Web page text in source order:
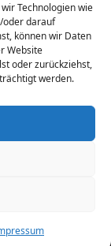
Technologien wie
oder darauf
können wir Daten
Website
oder zurückziehst,
werden.